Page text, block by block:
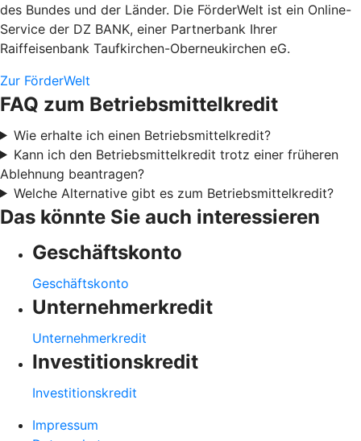
des Bundes und der Länder. Die FörderWelt ist ein Online-
Service der DZ BANK, einer Partnerbank Ihrer
Raiffeisenbank Taufkirchen-Oberneukirchen eG.
Zur FörderWelt
FAQ zum Betriebsmittelkredit
Wie erhalte ich einen Betriebsmittelkredit?
Kann ich den Betriebsmittelkredit trotz einer früheren
Ablehnung beantragen?
Welche Alternative gibt es zum Betriebsmittelkredit?
Das könnte Sie auch interessieren
Geschäftskonto
Geschäftskonto
Unternehmerkredit
Unternehmerkredit
Investitionskredit
Investitionskredit
Impressum